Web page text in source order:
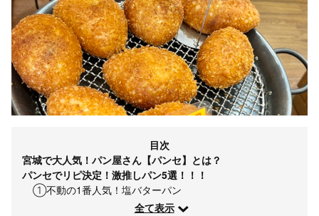
目次
宮城で大人気！パン屋さん【パンセ】とは？
パンセでリピ決定！激推しパン5選！！！
①不動の1番人気！塩バターパン
全て表示